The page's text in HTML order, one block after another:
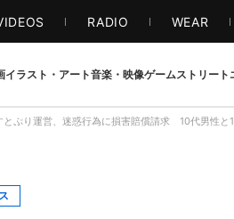
RADIO WEAR
イラスト・アート音楽・映像ゲームストリート
とぷり運営、迷惑行為に損害賠償請求 10代男性と